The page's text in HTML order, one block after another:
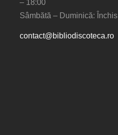
– 18:00
Sâmbătă – Duminică: Închis
contact@bibliodiscoteca.ro